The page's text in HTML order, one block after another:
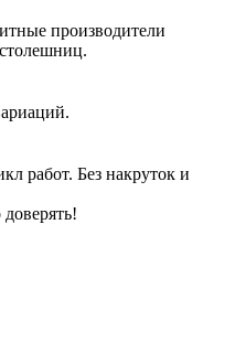
производители
работ. Без накруток и